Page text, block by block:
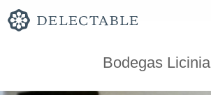
Bodegas Licinia